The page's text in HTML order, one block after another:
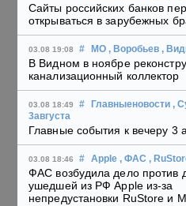
Сайты российских банков
открываться в зарубежных
03.08 19:08 # МО , Воробьев ,
В Видном в ноябре
канализационный коллектор
03.08 18:49 # Главныеновости ,
3августа
Главные события к вечеру 3
03.08 18:46 # Apple , ФАС ,
ФАС возбудила дело против
ушедшей из РФ Apple из-за
непредустановки RuStore и